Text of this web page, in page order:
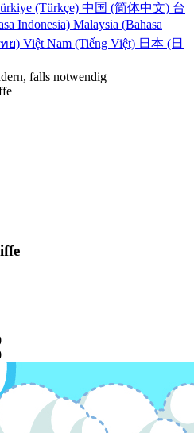
(Türkçe) 中国 (简体中文) 台
Indonesia) Malaysia (Bahasa
ย) Việt Nam (Tiếng Việt) 日本 (日
falls notwendig